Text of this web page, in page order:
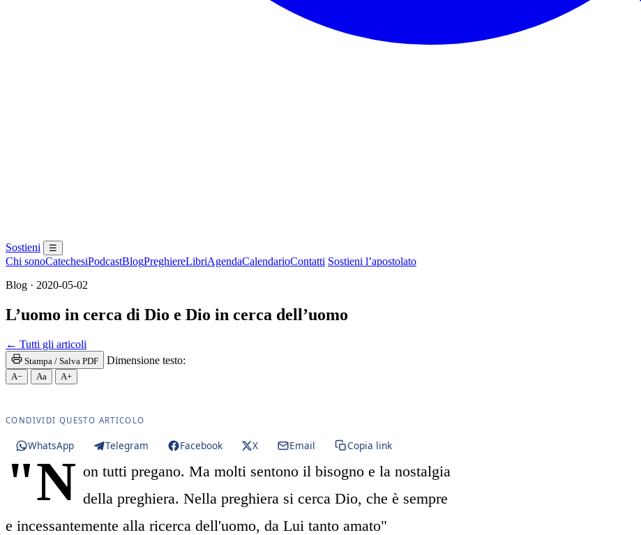
Sostieni ☰
Chi sonoCatechesiPodcastBlogPreghiereLibriAgendaCalendarioContatti Sostieni l’apostolato
Blog · 2020-05-02
L’uomo in cerca di Dio e Dio in cerca dell’uomo
← Tutti gli articoli
Stampa / Salva PDF Dimensione testo:
A− Aa A+
CONDIVIDI QUESTO ARTICOLO
WhatsApp Telegram Facebook X Email Copia link
"N on tutti pregano. Ma molti sentono il bisogno e la nostalgia
della preghiera. Nella preghiera si cerca Dio, che è sempre
e incessantemente alla ricerca dell'uomo, da Lui tanto amato"